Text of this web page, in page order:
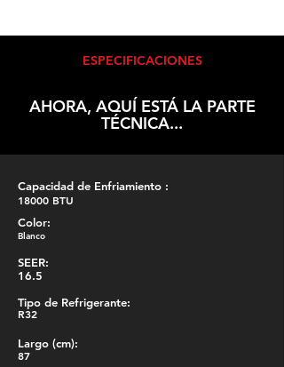
ESPECIFICACIONES
AHORA, AQUÍ ESTÁ LA PARTE
TÉCNICA...
Capacidad de Enfriamiento :
18000 BTU
Color:
Blanco
SEER:
16.5
Tipo de Refrigerante:
R32
Largo (cm):
87